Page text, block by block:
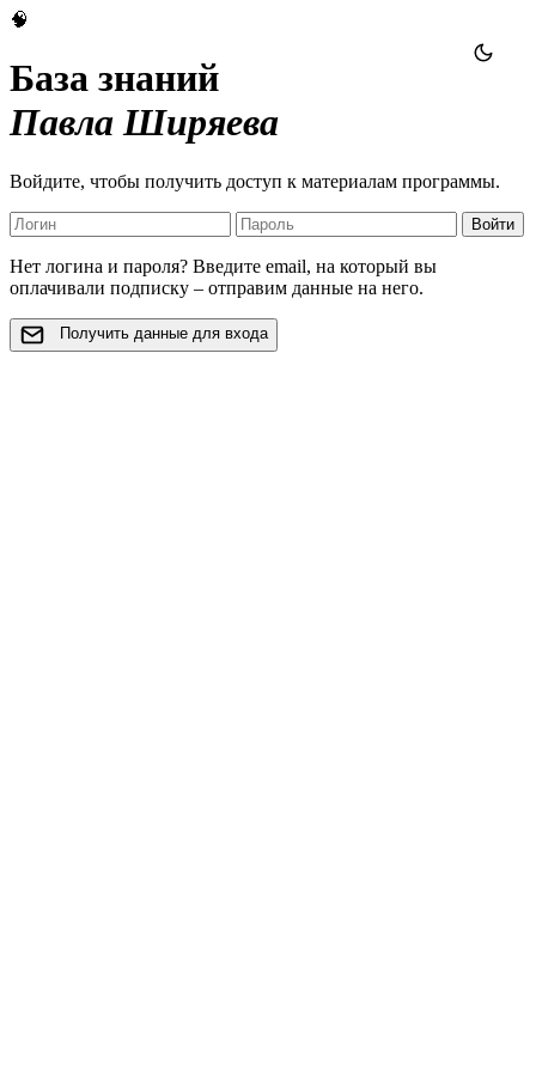
🧠
База знаний
Павла Ширяева
Войдите, чтобы получить доступ к материалам программы.
Войти
Нет логина и пароля? Введите email, на который вы
оплачивали подписку – отправим данные на него.
Получить данные для входа